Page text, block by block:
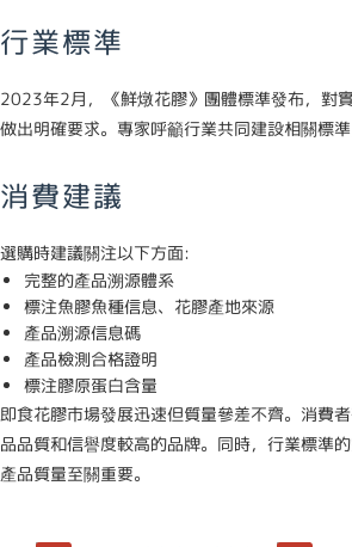
行業標準
2023年2月，《鮮燉花膠》團體標準發布，對
做出明確要求。專家呼籲行業共同建設相關標準
消費建議
選購時建議關注以下方面:
完整的產品溯源體系
標注魚膠魚種信息、花膠產地來源
產品溯源信息碼
產品檢測合格證明
標注膠原蛋白含量
即食花膠市場發展迅速但質量參差不齊。消費
品品質和信譽度較高的品牌。同時，行業標準
產品質量至關重要。